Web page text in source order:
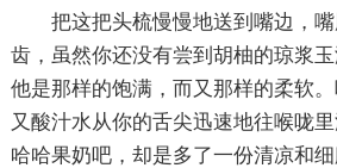
把这把头梳慢慢地送到嘴边，
齿，虽然你还没有尝到胡柚的琼浆
他是那样的饱满，而又那样的柔软
又酸汁水从你的舌尖迅速地往喉咙
哈哈果奶吧，却是多了一份清凉和